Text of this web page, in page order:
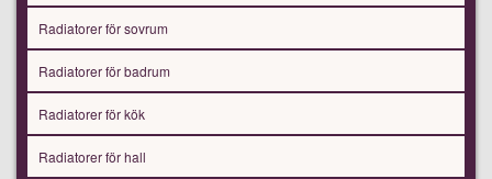
Radiatorer för sovrum
Radiatorer för badrum
Radiatorer för kök
Radiatorer för hall